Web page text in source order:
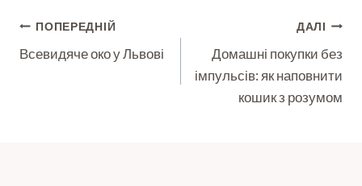
Навігація
Записів
ПОПЕРЕДНІЙ
Всевидяче око у Львові
ДАЛІ
Домашні покупки без
імпульсів: як наповнити
кошик з розумом